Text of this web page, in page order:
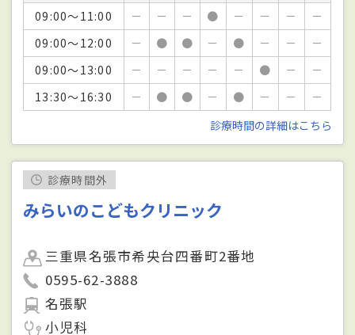
09:00～11:00
－ － － ● － － －
－
09:00～12:00
－ ● ● － ● － －
－
09:00～13:00
－ － － － － ● －
－
13:30～16:30
－ ● ● － ● － －
－
診療時間の詳細はこちら
診療時間外
みらいのこどもクリニック
三重県名張市希央台四番町2番地
0595-62-3888
名張駅
小児科